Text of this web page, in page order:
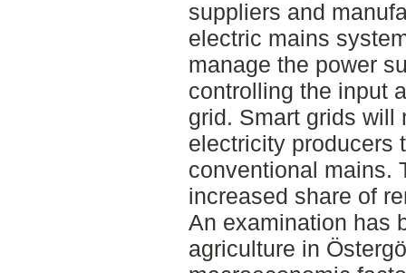
suppliers and
electric mains
manage the power
controlling the input
grid. Smart grids will
electricity producers
conventional mains.
increased share of
An examination has
agriculture in